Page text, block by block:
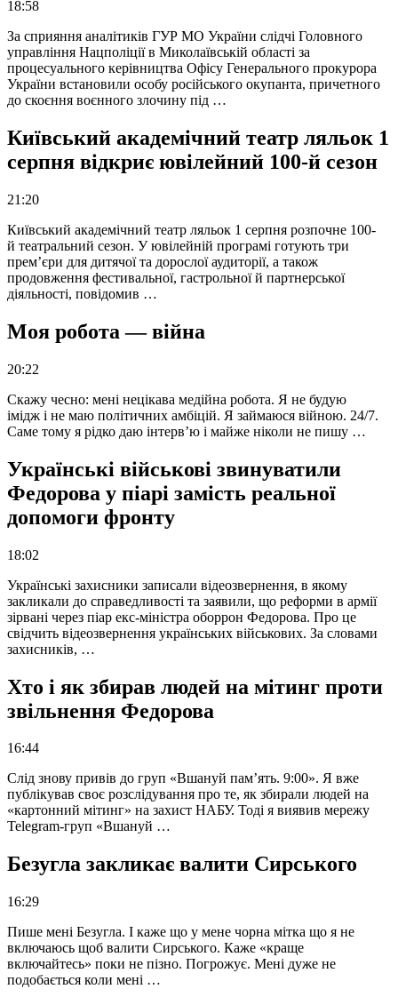
18:58
За сприяння аналітиків ГУР МО України слідчі Головного
управління Нацполіції в Миколаївській області за
процесуального керівництва Офісу Генерального прокурора
України встановили особу російського окупанта, причетного
до скоєння воєнного злочину під …
Київський академічний театр ляльок 1
серпня відкриє ювілейний 100-й сезон
21:20
Київський академічний театр ляльок 1 серпня розпочне 100-
й театральний сезон. У ювілейній програмі готують три
прем’єри для дитячої та дорослої аудиторії, а також
продовження фестивальної, гастрольної й партнерської
діяльності, повідомив …
Моя робота — війна
20:22
Скажу чесно: мені нецікава медійна робота. Я не будую
імідж і не маю політичних амбіцій. Я займаюся війною. 24/7.
Саме тому я рідко даю інтерв’ю і майже ніколи не пишу …
Українські військові звинуватили
Федорова у піарі замість реальної
допомоги фронту
18:02
Українські захисники записали відеозвернення, в якому
закликали до справедливості та заявили, що реформи в армії
зірвані через піар екс-міністра оборрон Федорова. Про це
свідчить відеозвернення українських військових. За словами
захисників, …
Хто і як збирав людей на мітинг проти
звільнення Федорова
16:44
Слід знову привів до груп «Вшануй пам’ять. 9:00». Я вже
публікував своє розслідування про те, як збирали людей на
«картонний мітинг» на захист НАБУ. Тоді я виявив мережу
Telegram-груп «Вшануй …
Безугла закликає валити Сирського
16:29
Пише мені Безугла. І каже що у мене чорна мітка що я не
включаюсь щоб валити Сирського. Каже «краще
включайтесь» поки не пізно. Погрожує. Мені дуже не
подобається коли мені …